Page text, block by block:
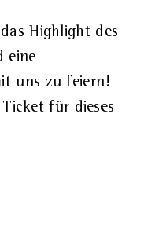
Highlight des
eine
uns zu feiern!
für dieses